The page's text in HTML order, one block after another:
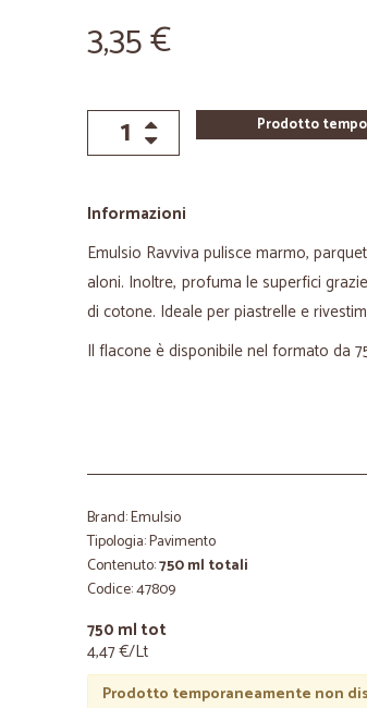
3,35 €
Prodotto
Informazioni
Emulsio Ravviva pulisce marmo,
aloni. Inoltre, profuma le superfici
di cotone. Ideale per piastrelle e
Il flacone è disponibile nel formato da
Brand: Emulsio
Tipologia: Pavimento
Contenuto:750 ml totali
Codice: 47809
750 ml tot
4,47 €/Lt
Prodotto temporaneamente non